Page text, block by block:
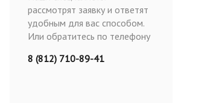
рассмотрят заявку и ответят
удобным для вас способом.
Или обратитесь по телефону
8 (812) 710-89-41